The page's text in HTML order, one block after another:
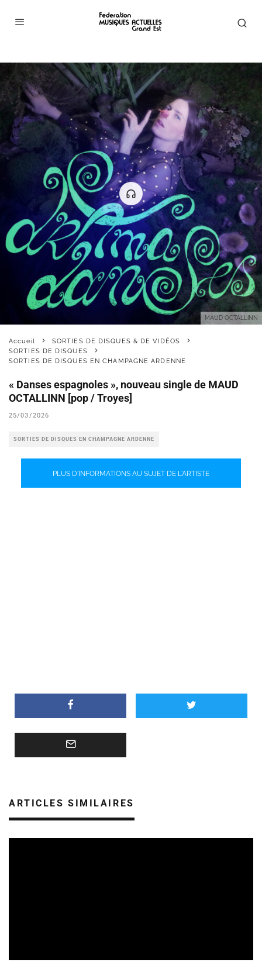
MAUD OCTALLINN
Accueil
SORTIES DE DISQUES & DE VIDÉOS
SORTIES DE DISQUES
SORTIES DE DISQUES EN CHAMPAGNE ARDENNE
« Danses espagnoles », nouveau single de MAUD
OCTALLINN [pop / Troyes]
25/03/2026
SORTIES DE DISQUES EN CHAMPAGNE ARDENNE
PLUS D'INFORMATIONS AU SUJET DE L'ARTISTE
ARTICLES SIMILAIRES